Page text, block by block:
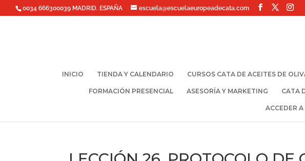
0034 666300039 MADRID. ESPAÑA escuela@escuelaeuropeadecata.com
INICIO TIENDA Y CALENDARIO CURSOS CATA DE ACEITES DE
FORMACIÓN PRESENCIAL ASESORÍA Y MARKETING CATA
ACCEDER